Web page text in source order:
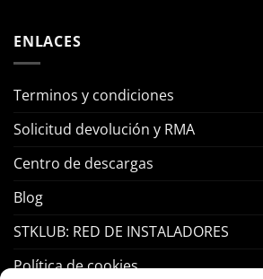
ENLACES
Terminos y condiciones
Solicitud devolución y RMA
Centro de descargas
Blog
STKLUB: RED DE INSTALADORES
Política de cookies